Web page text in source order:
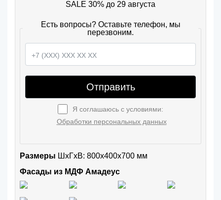
SALE 30% до 29 августа
Есть вопросы? Оставьте телефон, мы
перезвоним.
Отправить
Я соглашаюсь с условиями:
Обработки персональных данных
Размеры ШxГхВ: 800x400x700 мм
Фасады из МДФ Амадеус